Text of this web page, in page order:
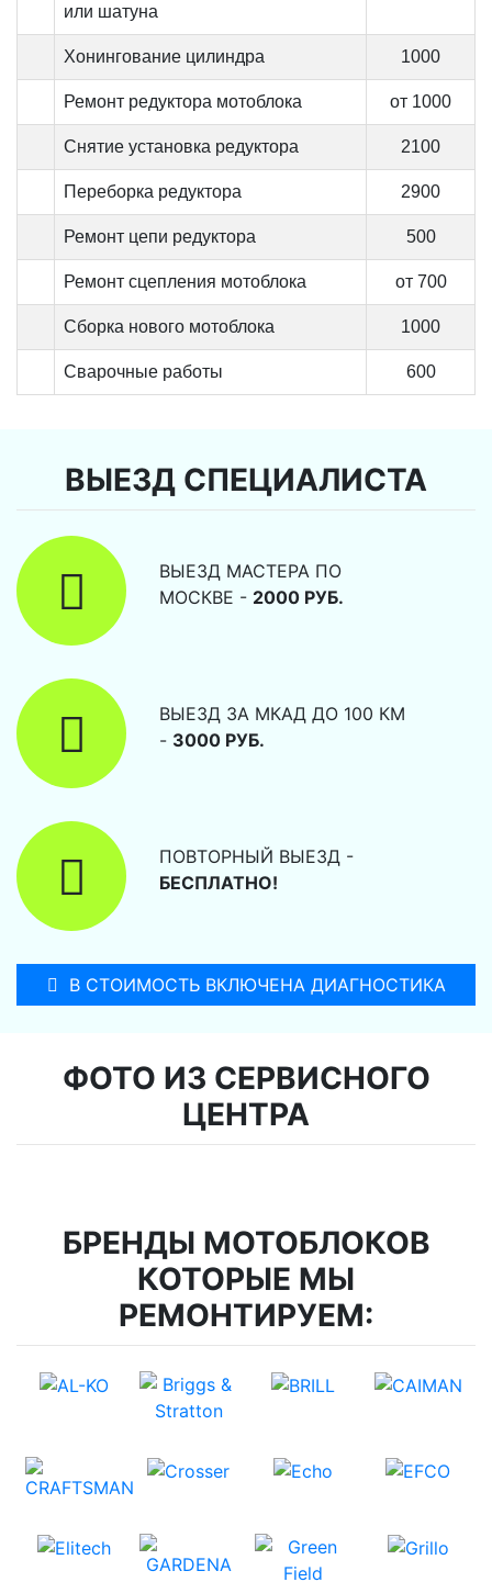
или шатуна
Хонингование цилиндра 1000
Ремонт редуктора мотоблока от 1000
Снятие установка редуктора 2100
Переборка редуктора 2900
Ремонт цепи редуктора 500
Ремонт сцепления мотоблока от 700
Сборка нового мотоблока 1000
Сварочные работы 600
ВЫЕЗД СПЕЦИАЛИСТА
ВЫЕЗД МАСТЕРА ПО
МОСКВЕ - 2000 РУБ.
ВЫЕЗД ЗА МКАД ДО 100 КМ
- 3000 РУБ.
ПОВТОРНЫЙ ВЫЕЗД -
БЕСПЛАТНО!
В СТОИМОСТЬ ВКЛЮЧЕНА ДИАГНОСТИКА
ФОТО ИЗ СЕРВИСНОГО
ЦЕНТРА
БРЕНДЫ МОТОБЛОКОВ
КОТОРЫЕ МЫ
РЕМОНТИРУЕМ: